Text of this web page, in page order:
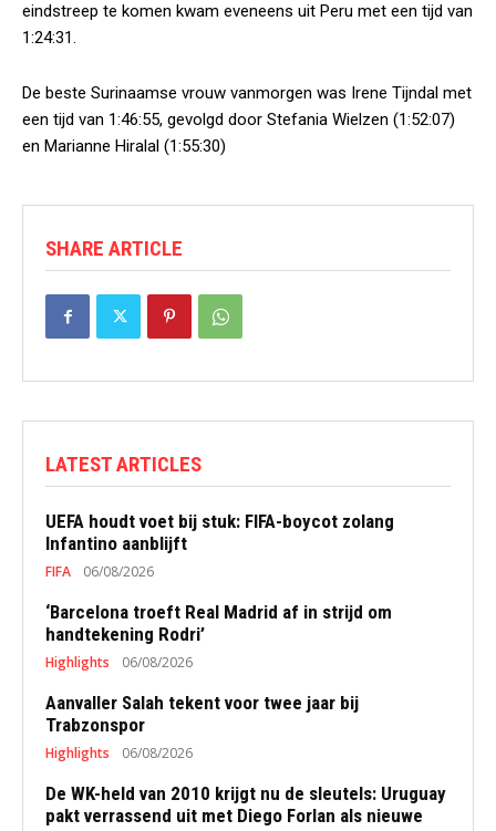
eindstreep te komen kwam eveneens uit Peru met een tijd van
1:24:31.
De beste Surinaamse vrouw vanmorgen was Irene Tijndal met
een tijd van 1:46:55, gevolgd door Stefania Wielzen (1:52:07)
en Marianne Hiralal (1:55:30)
SHARE ARTICLE
LATEST ARTICLES
UEFA houdt voet bij stuk: FIFA-boycot zolang
Infantino aanblijft
FIFA 06/08/2026
‘Barcelona troeft Real Madrid af in strijd om
handtekening Rodri’
Highlights 06/08/2026
Aanvaller Salah tekent voor twee jaar bij
Trabzonspor
Highlights 06/08/2026
De WK-held van 2010 krijgt nu de sleutels: Uruguay
pakt verrassend uit met Diego Forlan als nieuwe